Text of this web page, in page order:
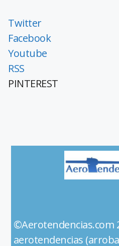
Twitter
Facebook
Youtube
RSS
PINTEREST
aerotendencias